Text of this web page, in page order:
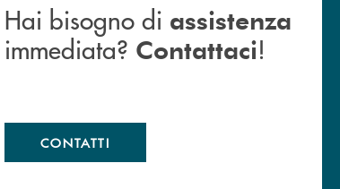
Hai bisogno di assistenza
immediata? Contattaci!
CONTATTI